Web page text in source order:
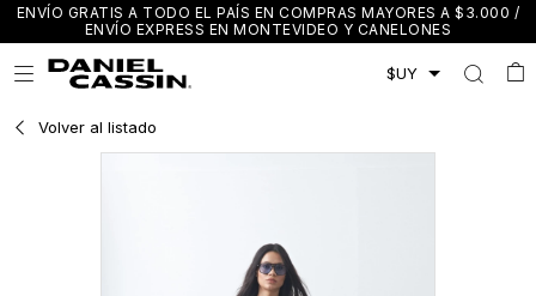
ENVÍO GRATIS A TODO EL PAÍS EN COMPRAS MAYORES A $3.000 /
ENVÍO EXPRESS EN MONTEVIDEO Y CANELONES

Volver al listado